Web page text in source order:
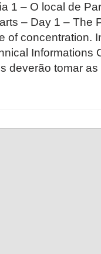
1 – O local de
– Day 1 – The
of concentration.
Informations
deverão tomar